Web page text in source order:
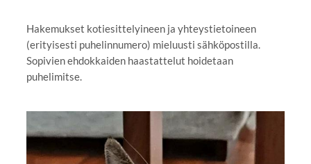
Hakemukset kotiesittelyineen ja yhteystietoineen
(erityisesti puhelinnumero) mieluusti sähköpostilla.
Sopivien ehdokkaiden haastattelut hoidetaan
puhelimitse.